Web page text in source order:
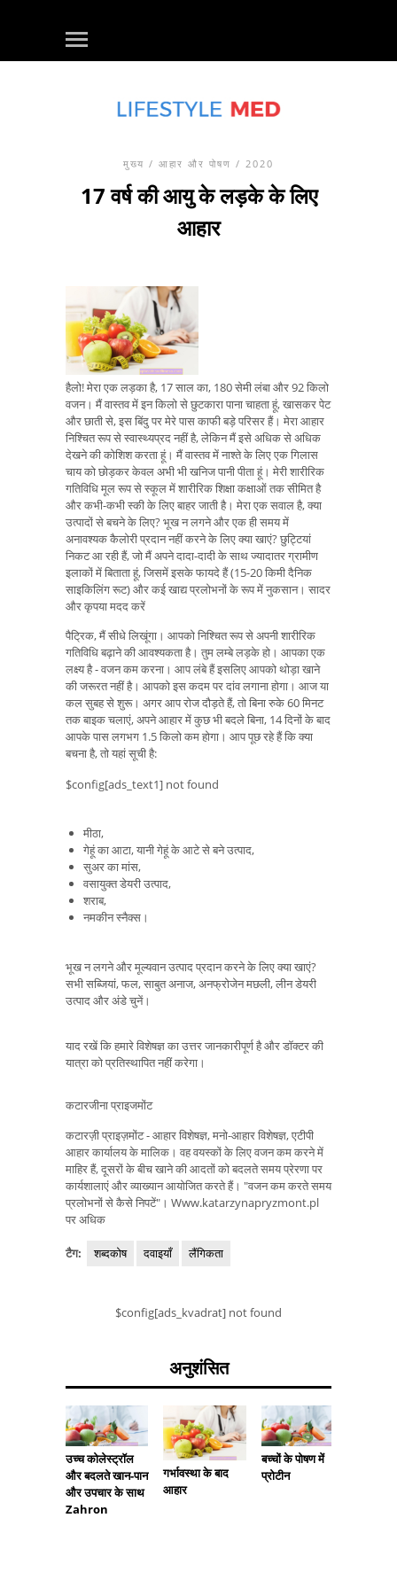
मुख्य / आहार और पोषण / 2020
17 वर्ष की आयु के लड़के के लिए
आहार
हैलो! मेरा एक लड़का है, 17 साल का, 180 सेमी लंबा और 92 किलो
वजन। मैं वास्तव में इन किलो से छुटकारा पाना चाहता हूं, खासकर पेट
और छाती से, इस बिंदु पर मेरे पास काफी बड़े परिसर हैं। मेरा आहार
निश्चित रूप से स्वास्थ्यप्रद नहीं है, लेकिन मैं इसे अधिक से अधिक
देखने की कोशिश करता हूं। मैं वास्तव में नाश्ते के लिए एक गिलास
चाय को छोड़कर केवल अभी भी खनिज पानी पीता हूं। मेरी शारीरिक
गतिविधि मूल रूप से स्कूल में शारीरिक शिक्षा कक्षाओं तक सीमित है
और कभी-कभी स्की के लिए बाहर जाती है। मेरा एक सवाल है, क्या
उत्पादों से बचने के लिए? भूख न लगने और एक ही समय में
अनावश्यक कैलोरी प्रदान नहीं करने के लिए क्या खाएं? छुट्टियां
निकट आ रही हैं, जो मैं अपने दादा-दादी के साथ ज्यादातर ग्रामीण
इलाकों में बिताता हूं, जिसमें इसके फायदे हैं (15-20 किमी दैनिक
साइकिलिंग रूट) और कई खाद्य प्रलोभनों के रूप में नुकसान। सादर
और कृपया मदद करें
पैट्रिक, मैं सीधे लिखूंगा। आपको निश्चित रूप से अपनी शारीरिक
गतिविधि बढ़ाने की आवश्यकता है। तुम लम्बे लड़के हो। आपका एक
लक्ष्य है - वजन कम करना। आप लंबे हैं इसलिए आपको थोड़ा खाने
की जरूरत नहीं है। आपको इस कदम पर दांव लगाना होगा। आज या
कल सुबह से शुरू। अगर आप रोज दौड़ते हैं, तो बिना रुके 60 मिनट
तक बाइक चलाएं, अपने आहार में कुछ भी बदले बिना, 14 दिनों के बाद
आपके पास लगभग 1.5 किलो कम होगा। आप पूछ रहे हैं कि क्या
बचना है, तो यहां सूची है:
$config[ads_text1] not found
मीठा,
गेहूं का आटा, यानी गेहूं के आटे से बने उत्पाद,
सुअर का मांस,
वसायुक्त डेयरी उत्पाद,
शराब,
नमकीन स्नैक्स।
भूख न लगने और मूल्यवान उत्पाद प्रदान करने के लिए क्या खाएं?
सभी सब्जियां, फल, साबुत अनाज, अनफ्रोजेन मछली, लीन डेयरी
उत्पाद और अंडे चुनें।
याद रखें कि हमारे विशेषज्ञ का उत्तर जानकारीपूर्ण है और डॉक्टर की
यात्रा को प्रतिस्थापित नहीं करेगा।
कटारजीना प्राइजमोंट
कटारज़ी प्राइज़मोंट - आहार विशेषज्ञ, मनो-आहार विशेषज्ञ, एटीपी
आहार कार्यालय के मालिक। वह वयस्कों के लिए वजन कम करने में
माहिर हैं, दूसरों के बीच खाने की आदतों को बदलते समय प्रेरणा पर
कार्यशालाएं और व्याख्यान आयोजित करते हैं। "वजन कम करते समय
प्रलोभनों से कैसे निपटें"। Www.katarzynapryzmont.pl
पर अधिक
टैग: शब्दकोष दवाइयाँ लैंगिकता
$config[ads_kvadrat] not found
अनुशंसित
उच्च कोलेस्ट्रॉल
और बदलते खान-पान
और उपचार के साथ
Zahron
गर्भावस्था के बाद
आहार
बच्चों के पोषण में
प्रोटीन